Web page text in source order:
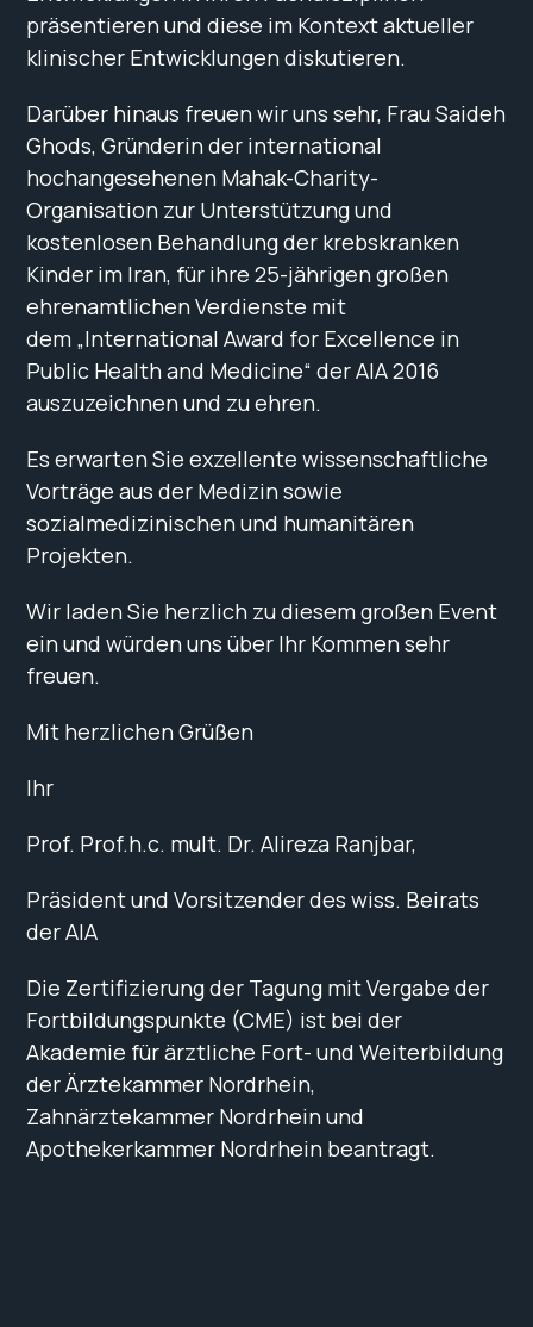
präsentieren und diese im Kontext aktueller
klinischer Entwicklungen diskutieren.
Darüber hinaus freuen wir uns sehr, Frau Saideh
Ghods, Gründerin der international
hochangesehenen Mahak-Charity-
Organisation zur Unterstützung und
kostenlosen Behandlung der krebskranken
Kinder im Iran, für ihre 25-jährigen großen
ehrenamtlichen Verdienste mit
dem „International Award for Excellence in
Public Health and Medicine“ der AIA 2016
auszuzeichnen und zu ehren.
Es erwarten Sie exzellente wissenschaftliche
Vorträge aus der Medizin sowie
sozialmedizinischen und humanitären
Projekten.
Wir laden Sie herzlich zu diesem großen Event
ein und würden uns über Ihr Kommen sehr
freuen.
Mit herzlichen Grüßen
Ihr
Prof. Prof.h.c. mult. Dr. Alireza Ranjbar,
Präsident und Vorsitzender des wiss. Beirats
der AIA
Die Zertifizierung der Tagung mit Vergabe der
Fortbildungspunkte (CME) ist bei der
Akademie für ärztliche Fort- und Weiterbildung
der Ärztekammer Nordrhein,
Zahnärztekammer Nordrhein und
Apothekerkammer Nordrhein beantragt.